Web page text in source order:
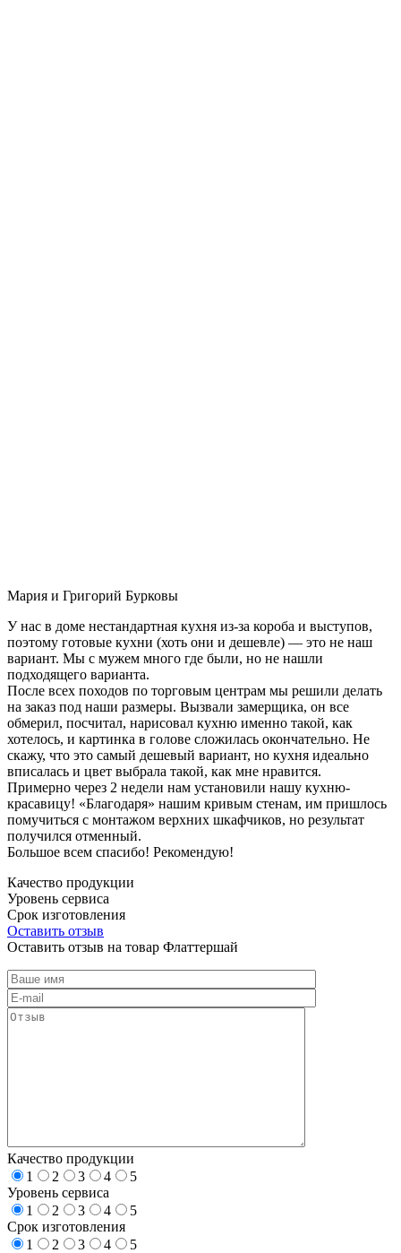
Мария и Григорий Бурковы
У нас в доме нестандартная кухня из-за короба и выступов,
поэтому готовые кухни (хоть они и дешевле) — это не наш
вариант. Мы с мужем много где были, но не нашли
подходящего варианта.
После всех походов по торговым центрам мы решили делать
на заказ под наши размеры. Вызвали замерщика, он все
обмерил, посчитал, нарисовал кухню именно такой, как
хотелось, и картинка в голове сложилась окончательно. Не
скажу, что это самый дешевый вариант, но кухня идеально
вписалась и цвет выбрала такой, как мне нравится.
Примерно через 2 недели нам установили нашу кухню-
красавицу! «Благодаря» нашим кривым стенам, им пришлось
помучиться с монтажом верхних шкафчиков, но результат
получился отменный.
Большое всем спасибо! Рекомендую!
Качество продукции
Уровень сервиса
Срок изготовления
Оставить отзыв
Оставить отзыв на товар Флаттершай
Качество продукции
1
2 3 4
5
Уровень сервиса
1
2 3 4
5
Срок изготовления
1
2 3 4
5